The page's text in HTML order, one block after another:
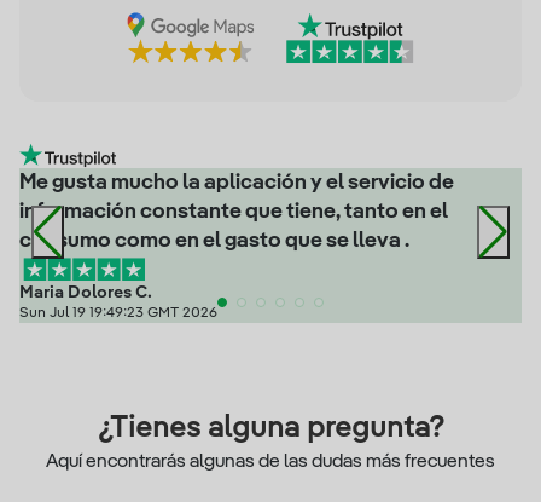
Me gusta mucho la aplicación y el servicio de
información constante que tiene, tanto en el
consumo como en el gasto que se lleva .
Maria Dolores C.
Sun Jul 19 19:49:23 GMT 2026
¿Tienes alguna pregunta?
Aquí encontrarás algunas de las dudas más frecuentes